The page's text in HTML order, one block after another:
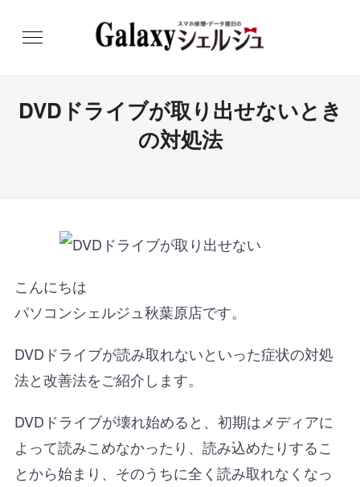
DVDドライブが取り出せないとき
の対処法
こんにちは
パソコンシェルジュ秋葉原店です。
DVDドライブが読み取れないといった症状の対処
法と改善法をご紹介します。
DVDドライブが壊れ始めると、初期はメディアに
よって読みこめなかったり、読み込めたりするこ
とから始まり、そのうちに全く読み取れなくなっ